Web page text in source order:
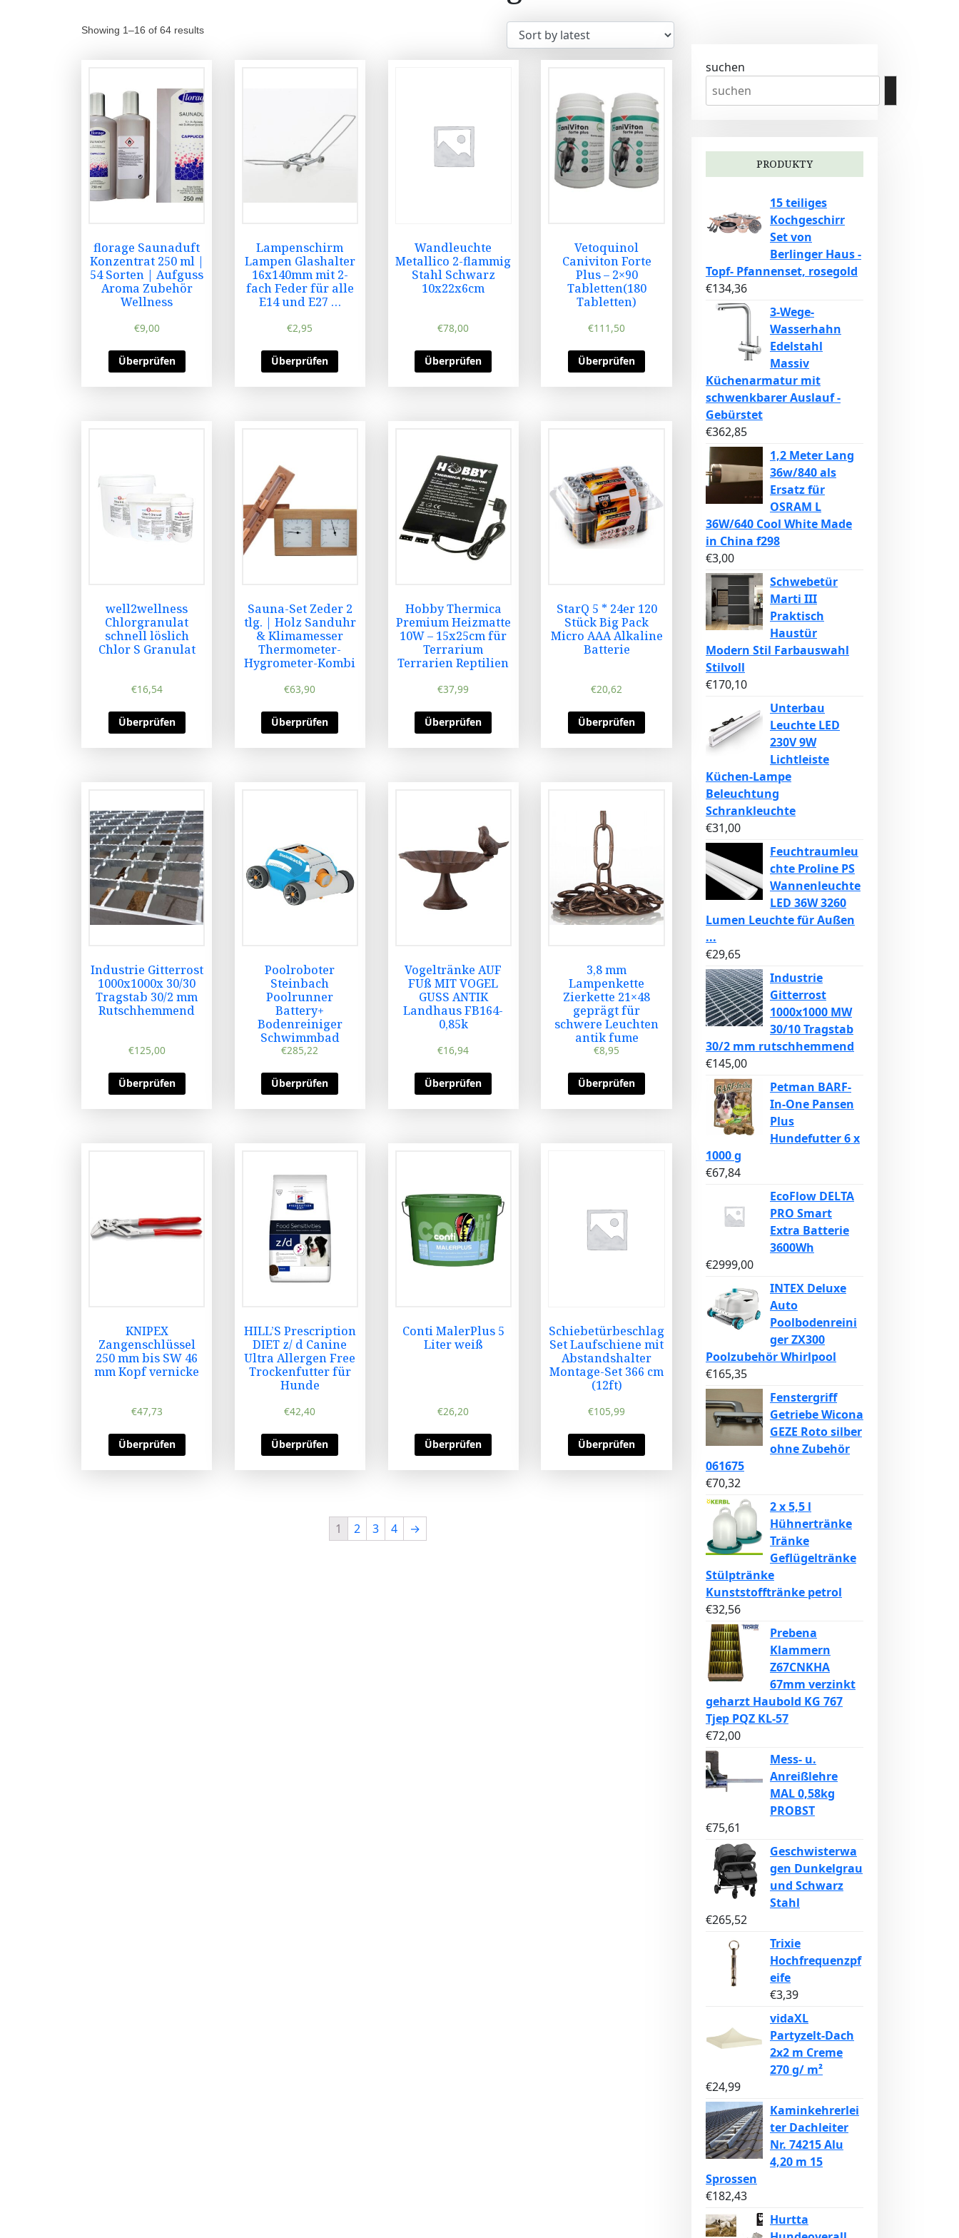
Showing 1–16 of 64 results
florage Saunaduft
Konzentrat 250 ml |
54 Sorten | Aufguss
Aroma Zubehör
Wellness
€9,00
Überprüfen
Lampenschirm
Lampen Glashalter
16x140mm mit 2-
fach Feder für alle
E14 und E27 …
€2,95
Überprüfen
Wandleuchte
Metallico 2-flammig
Stahl Schwarz
10x22x6cm
€78,00
Überprüfen
Vetoquinol
Caniviton Forte
Plus – 2×90
Tabletten(180
Tabletten)
€111,50
Überprüfen
well2wellness
Chlorgranulat
schnell löslich
Chlor S Granulat
€16,54
Überprüfen
Sauna-Set Zeder 2
tlg. | Holz Sanduhr
& Klimamesser
Thermometer-
Hygrometer-Kombi
€63,90
Überprüfen
Hobby Thermica
Premium Heizmatte
10W – 15x25cm für
Terrarium
Terrarien Reptilien
€37,99
Überprüfen
StarQ 5 * 24er 120
Stück Big Pack
Micro AAA Alkaline
Batterie
€20,62
Überprüfen
Industrie Gitterrost
1000x1000x 30/30
Tragstab 30/2 mm
Rutschhemmend
€125,00
Überprüfen
Poolroboter
Steinbach
Poolrunner
Battery+
Bodenreiniger
Schwimmbad
kabellos Akku
€285,22
Überprüfen
Vogeltränke AUF
FUß MIT VOGEL
GUSS ANTIK
Landhaus FB164-
0,85k
€16,94
Überprüfen
3,8 mm
Lampenkette
Zierkette 21×48
geprägt für
schwere Leuchten
antik fume
€8,95
Überprüfen
KNIPEX
Zangenschlüssel
250 mm bis SW 46
mm Kopf vernicke
€47,73
Überprüfen
HILL’S Prescription
DIET z/ d Canine
Ultra Allergen Free
Trockenfutter für
Hunde
€42,40
Überprüfen
Conti MalerPlus 5
Liter weiß
€26,20
Überprüfen
Schiebetürbeschlag
Set Laufschiene mit
Abstandshalter
Montage-Set 366 cm
(12ft)
€105,99
Überprüfen
1 2 3 4 →
suchen
PRODUKTY
15 teiliges
Kochgeschirr
Set von
Berlinger Haus -
Topf- Pfannenset, rosegold
€134,36
3-Wege-
Wasserhahn
Edelstahl
Massiv
Küchenarmatur mit
schwenkbarer Auslauf -
Gebürstet
€362,85
1,2 Meter Lang
36w/840 als
Ersatz für
OSRAM L
36W/640 Cool White Made
in China f298
€3,00
Schwebetür
Marti III
Praktisch
Haustür
Modern Stil Farbauswahl
Stilvoll
€170,10
Unterbau
Leuchte LED
230V 9W
Lichtleiste
Küchen-Lampe
Beleuchtung
Schrankleuchte
€31,00
Feuchtraumleu
chte Proline PS
Wannenleuchte
LED 36W 3260
Lumen Leuchte für Außen
...
€29,65
Industrie
Gitterrost
1000x1000 MW
30/10 Tragstab
30/2 mm rutschhemmend
€145,00
Petman BARF-
In-One Pansen
Plus
Hundefutter 6 x
1000 g
€67,84
EcoFlow DELTA
PRO Smart
Extra Batterie
3600Wh
€2999,00
INTEX Deluxe
Auto
Poolbodenreini
ger ZX300
Poolzubehör Whirlpool
€165,35
Fenstergriff
Getriebe Wicona
GEZE Roto silber
ohne Zubehör
061675
€70,32
2 x 5,5 l
Hühnertränke
Tränke
Geflügeltränke
Stülptränke
Kunststofftränke petrol
€32,56
Prebena
Klammern
Z67CNKHA
67mm verzinkt
geharzt Haubold KG 767
Tjep PQZ KL-57
€72,00
Mess- u.
Anreißlehre
MAL 0,58kg
PROBST
€75,61
Geschwisterwa
gen Dunkelgrau
und Schwarz
Stahl
€265,52
Trixie
Hochfrequenzpf
eife
€3,39
vidaXL
Partyzelt-Dach
2x2 m Creme
270 g/ m²
€24,99
Kaminkehrerlei
ter Dachleiter
Nr. 74215 Alu
4,20 m 15
Sprossen
€182,43
Hurtta